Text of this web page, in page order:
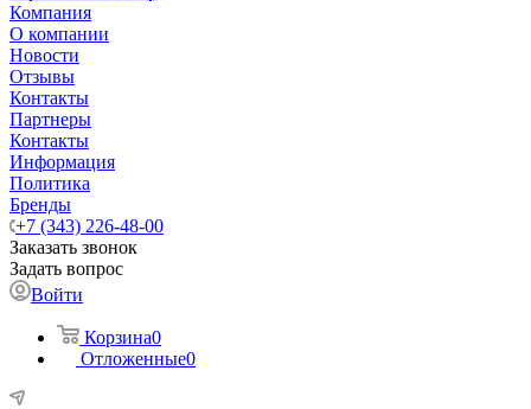
Компания
О компании
Новости
Отзывы
Контакты
Партнеры
Контакты
Информация
Политика
Бренды
+7 (343) 226-48-00
Заказать звонок
Задать вопрос
Войти
Корзина0
Отложенные0